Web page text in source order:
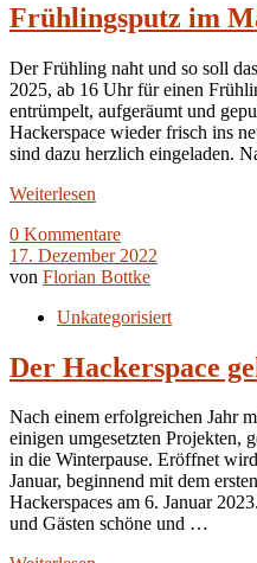
Frühlingsputz im
Der Frühling naht und so soll
2025, ab 16 Uhr für einen
entrümpelt, aufgeräumt und
Hackerspace wieder frisch ins
sind dazu herzlich eingeladen.
Weiterlesen
0 Kommentare
17. Dezember 2022
von Florian Bottke
Unkategorisiert
Der Hackerspace
Nach einem erfolgreichen Jahr
einigen umgesetzten Projekten,
in die Winterpause. Eröffnet
Januar, beginnend mit dem
Hackerspaces am 6. Januar
und Gästen schöne und …